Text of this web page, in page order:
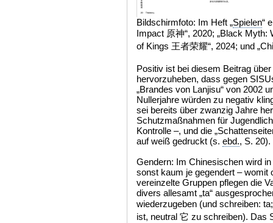
Bildschirmfoto: Im Heft „Spielen“
Impact 原神“, 2020; „Black Myth:
of Kings 王者荣耀“, 2024; und
Positiv ist bei diesem Beitrag
hervorzuheben, dass gegen
„Brandes von Lanjisu“ von 2002
Nullerjahre würden zu negativ
sei bereits über zwanzig Jahre
Schutzmaßnahmen für
Kontrolle –, und die
auf weiß gedruckt (s. ebd., S. 20).
Gendern: Im Chinesischen wird
sonst kaum je gegendert – womit
vereinzelte Gruppen pflegen die
divers allesamt „ta“
wiederzugeben (und schreiben:
ist, neutral 它 zu schreiben). Das